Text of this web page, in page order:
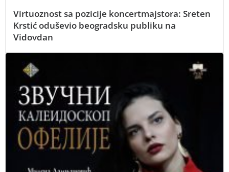
Virtuoznost sa pozicije koncertmajstora: Sreten
Krstić oduševio beogradsku publiku na
Vidovdan